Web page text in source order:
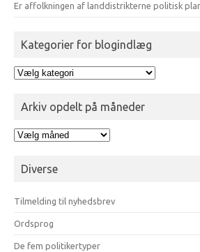
Er affolkningen af landdistrikterne politisk
Kategorier for blogindlæg
Kategorier
blogindlæg
Arkiv opdelt på måneder
Arkiv
måneder
Diverse
Tilmelding til nyhedsbrev
Ordsprog
De fem politikertyper